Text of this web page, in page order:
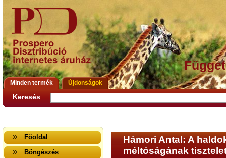
Minden termék Újdonságok
Keresés
Főoldal
Böngészés
Hámori Antal: A
méltóságának